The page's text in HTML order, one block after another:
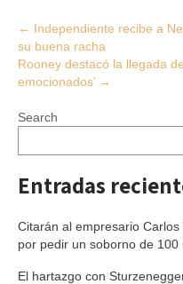
Post
navigation
← Independiente recibe a
su buena racha
Rooney destacó la llegada
emocionados’ →
Search
Entradas
Citarán al empresario
por pedir un soborno de 100
El hartazgo con